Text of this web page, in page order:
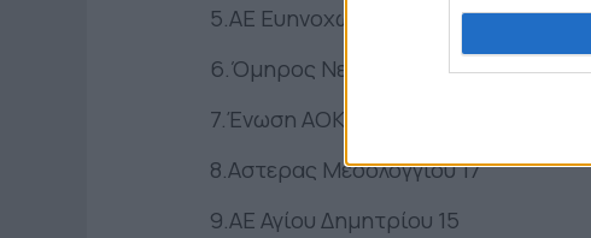
5.ΑΕ Ευηνοχωρίου 19
6.Όμηρος Νεοχωρίου 18
7.Ένωση ΑΟΚ Τρίκαρδος 18
8.Αστερας Μεσολογγίου 17
9.ΑΕ Αγίου Δημητρίου 15